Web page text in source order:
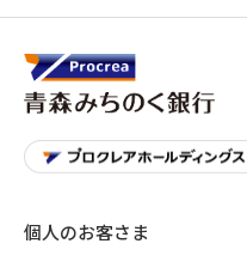
個人のお客さま